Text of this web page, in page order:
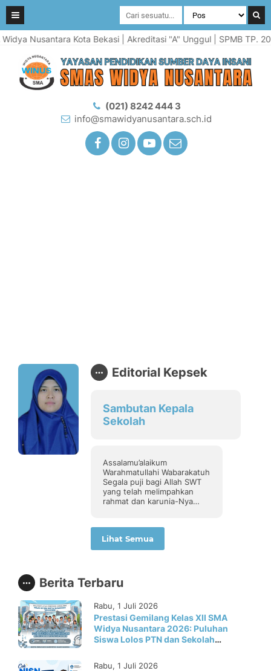
Nusantara Kota Bekasi | Akreditasi "A" Unggul | SPMB TP.
(021) 8242 444 3
info@smawidyanusantara.sch.id
Editorial Kepsek
Sambutan Kepala
Sekolah
Assalamu’alaikum
Warahmatullahi Wabarakatuh
Segala puji bagi Allah SWT
yang telah melimpahkan
rahmat dan karunia-Nya
kami menyambut kehadiran
kembali Website resmi SMA
Widya Nusantara yang kini
Lihat Semua
Berita Terbaru
Rabu, 1 Juli 2026
Prestasi Gemilang Kelas XII SMA
Widya Nusantara 2026: Puluhan
Siswa Lolos PTN dan Sekolah
Rabu, 1 Juli 2026